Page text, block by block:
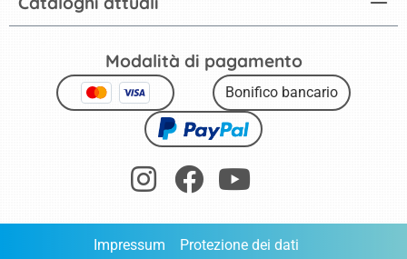
Modalità di pagamento
Bonifico bancario
Impressum
Protezione dei dati